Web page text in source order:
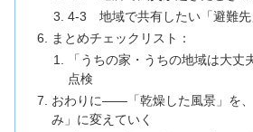
4-3 地域で共有したい「避難先
まとめチェックリスト：
「うちの家・うちの地域は大丈
点検
おわりに――「乾燥した風景」を
み」に変えていく